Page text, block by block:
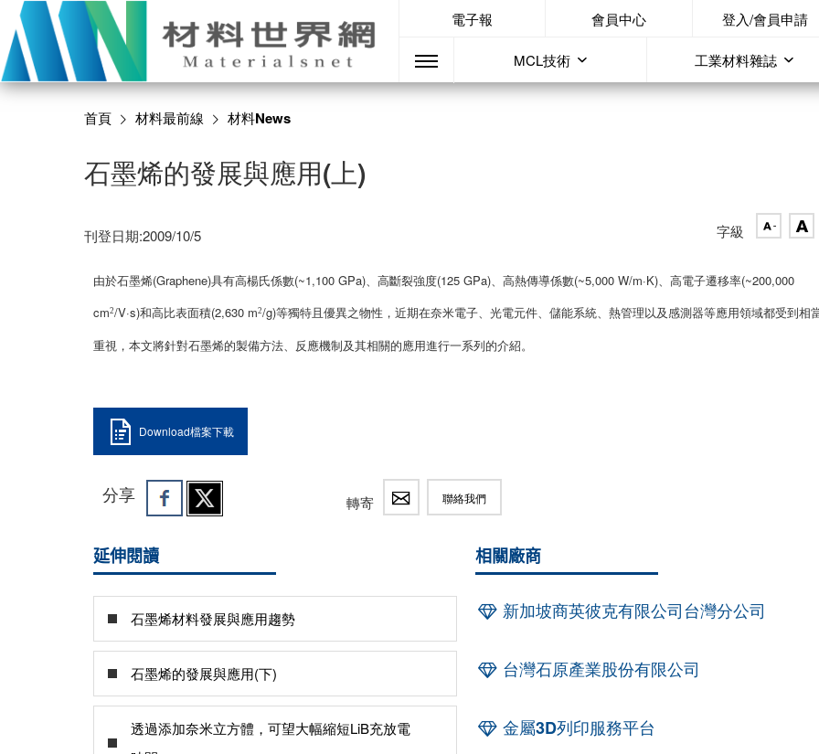
電子報 會員中心 登入/會員申請
MCL技術 工業材料雜誌
首頁 材料最前線 材料News
石墨烯的發展與應用(上)
刊登日期:2009/10/5 字級
由於石墨烯(Graphene)具有高楊氏係數(~1,100 GPa)、高斷裂強度(125 GPa)、高熱傳導係數(~5,000 W/m·K)、高電子遷移率(~200,000
cm2/V·s)和高比表面積(2,630 m2/g)等獨特且優異之物性，近期在奈米電子、光電元件、儲能系統、熱管理以及感測器等應用領域都受到相
重視，本文將針對石墨烯的製備方法、反應機制及其相關的應用進行一系列的介紹。
Download檔案下載
分享 轉寄 聯絡我們
延伸閱讀
石墨烯材料發展與應用趨勢
石墨烯的發展與應用(下)
透過添加奈米立方體，可望大幅縮短LiB充放電
相關廠商
新加坡商英彼克有限公司台灣分公司
台灣石原產業股份有限公司
金屬3D列印服務平台